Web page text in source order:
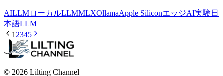
AILLMローカルLLMMLXOllamaApple SiliconエッジAI実験 日
本語LLM
1 2345
© 2026 Lilting Channel